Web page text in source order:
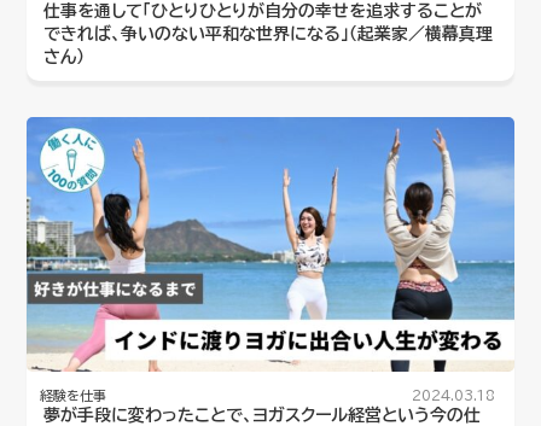
仕事を通して「ひとりひとりが自分の幸せを追求することが
できれば、争いのない平和な世界になる」（起業家／横幕真理
さん）
経験を仕事 2024.03.18
夢が手段に変わったことで、ヨガスクール経営という今の仕